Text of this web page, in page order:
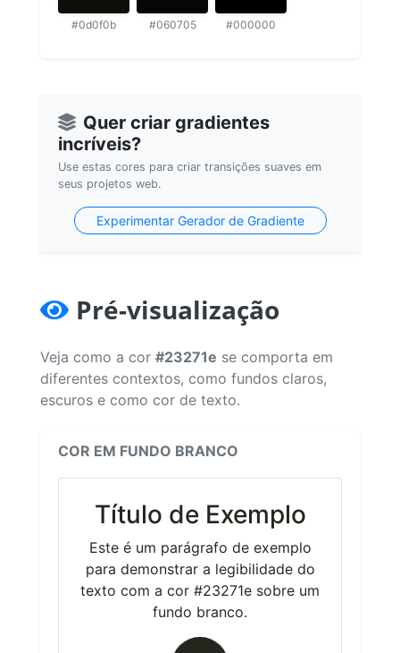
#0d0f0b #060705 #000000
Quer criar gradientes
incríveis?
Use estas cores para criar transições suaves em
seus projetos web.
Experimentar Gerador de Gradiente
Pré-visualização
Veja como a cor #23271e se comporta em
diferentes contextos, como fundos claros,
escuros e como cor de texto.
COR EM FUNDO BRANCO
Título de Exemplo
Este é um parágrafo de exemplo
para demonstrar a legibilidade do
texto com a cor #23271e sobre um
fundo branco.